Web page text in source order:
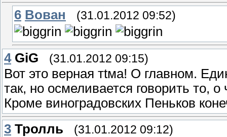
6 Вован (31.01.2012 09:52)
4 GiG (31.01.2012 09:15)
Вот это верная тtма! О главном.
так, но осмеливается говорить то,
Кроме виноградовских Пеньков
3 Тролль (31.01.2012 09:12)